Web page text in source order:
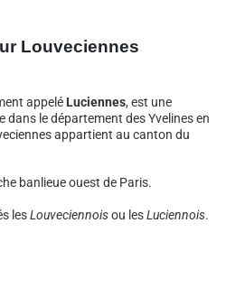
Louveciennes
appelé Luciennes, est une
le département des Yvelines en
appartient au canton du
banlieue ouest de Paris.
lesLouveciennoisou lesLuciennois.